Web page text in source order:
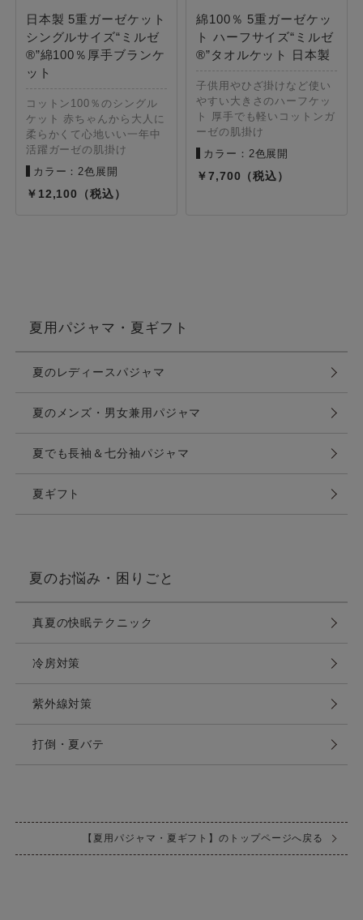
日本製 5重ガーゼケット
シングルサイズ“ミルゼ
®”綿100％厚手ブランケ
ット
コットン100％のシングル
ケット 赤ちゃんから大人に
柔らかくて心地いい一年中
活躍ガーゼの肌掛け
カラー：2色展開
12,100
綿100％ 5重ガーゼケッ
ト ハーフサイズ“ミルゼ
®”タオルケット 日本製
子供用やひざ掛けなど使い
やすい大きさのハーフケッ
ト 厚手でも軽いコットンガ
ーゼの肌掛け
カラー：2色展開
7,700
夏用パジャマ・夏ギフト
夏のレディースパジャマ
夏のメンズ・男女兼用パジャマ
夏でも長袖＆七分袖パジャマ
夏ギフト
夏のお悩み・困りごと
真夏の快眠テクニック
冷房対策
紫外線対策
打倒・夏バテ
【夏用パジャマ・夏ギフト】のトップページへ戻る